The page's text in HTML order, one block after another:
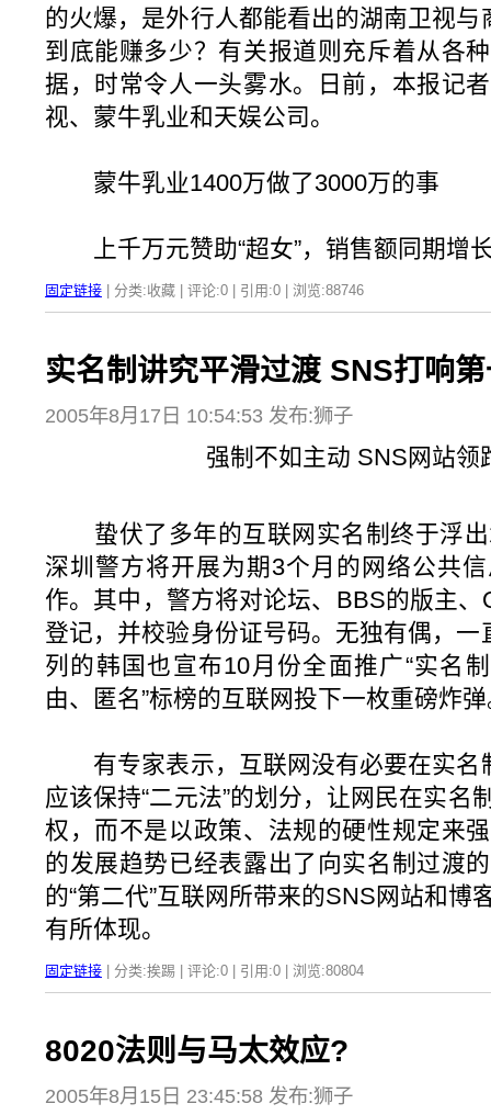
的火爆，是外行人都能看出的湖南卫视与
到底能赚多少？有关报道则充斥着从各
据，时常令人一头雾水。日前，本报记
视、蒙牛乳业和天娱公司。
蒙牛乳业1400万做了3000万的事
上千万元赞助“超女”，销售额同期增
固定链接 | 分类:收藏 | 评论:0 | 引用:0 | 浏览:88746
实名制讲究平滑过渡 SNS打响
2005年8月17日 10:54:53 发布:狮子
强制不如主动 SNS网站领
蛰伏了多年的互联网实名制终于浮出
深圳警方将开展为期3个月的网络公共
作。其中，警方将对论坛、BBS的版主
登记，并校验身份证号码。无独有偶，一
列的韩国也宣布10月份全面推广“实名
由、匿名”标榜的互联网投下一枚重磅炸
有专家表示，互联网没有必要在实名
应该保持“二元法”的划分，让网民在实名
权，而不是以政策、法规的硬性规定来
的发展趋势已经表露出了向实名制过渡
的“第二代”互联网所带来的SNS网站和博
有所体现。
固定链接 | 分类:挨踢 | 评论:0 | 引用:0 | 浏览:80804
8020法则与马太效应?
2005年8月15日 23:45:58 发布:狮子